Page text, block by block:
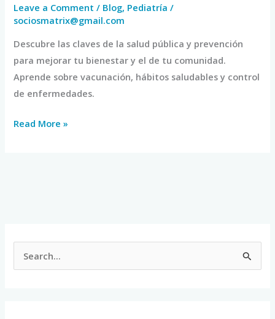
Leave a Comment / Blog, Pediatría /
sociosmatrix@gmail.com
Descubre las claves de la salud pública y prevención
para mejorar tu bienestar y el de tu comunidad.
Aprende sobre vacunación, hábitos saludables y control
de enfermedades.
Read More »